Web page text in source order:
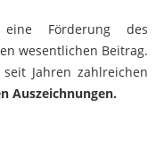
Förderung des
wesentlichen Beitrag.
Jahren zahlreichen
Auszeichnungen.